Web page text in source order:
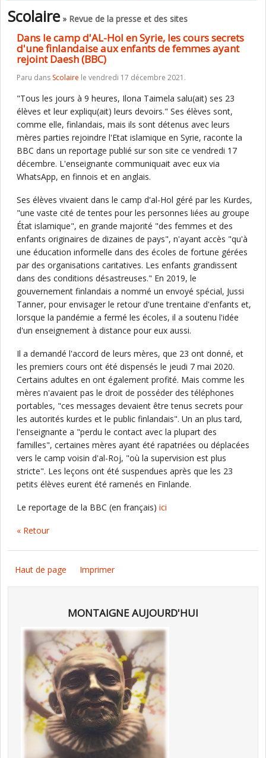
Scolaire» Revue de la presse et des sites
Dans le camp d'AL-Hol en Syrie, les cours secrets
d'une finlandaise aux enfants de femmes ayant
rejoint Daesh (BBC)
Paru dans Scolaire le vendredi 17 décembre 2021.
"Tous les jours à 9 heures, Ilona Taimela salu(ait) ses 23
élèves et leur expliqu(ait) leurs devoirs." Ses élèves sont,
comme elle, finlandais, mais ils sont détenus avec leurs
mères parties rejoindre l'Etat islamique en Syrie, raconte la
BBC dans un reportage publié sur son site ce vendredi 17
décembre. L'enseignante communiquait avec eux via
WhatsApp, en finnois et en anglais.
Ses élèves vivaient dans le camp d'al-Hol géré par les Kurdes,
"une vaste cité de tentes pour les personnes liées au groupe
État islamique", en grande majorité "des femmes et des
enfants originaires de dizaines de pays", n'ayant accès "qu'à
une éducation informelle dans des écoles de fortune gérées
par des organisations caritatives. Les enfants grandissent
dans des conditions désastreuses." En 2019, le
gouvernement finlandais a nommé un envoyé spécial, Jussi
Tanner, pour envisager le retour d'une trentaine d'enfants et,
lorsque la pandémie a fermé les écoles, il a soutenu l'idée
d'un enseignement à distance pour eux aussi.
Il a demandé l'accord de leurs mères, que 23 ont donné, et
les premiers cours ont été dispensés le jeudi 7 mai 2020.
Certains adultes en ont également profité. Mais comme les
mères n'avaient pas le droit de posséder des téléphones
portables, "ces messages devaient être tenus secrets pour
les autorités kurdes et le public finlandais". Un an plus tard,
l'enseignante a "perdu le contact avec la plupart des
familles", certaines mères ayant été rapatriées ou déplacées
vers le camp voisin d'al-Roj, "où la supervision est plus
stricte". Les leçons ont été suspendues après que les 23
petits élèves eurent été ramenés en Finlande.
Le reportage de la BBC (en français) ici
« Retour
Haut de page Imprimer
MONTAIGNE AUJOURD'HUI